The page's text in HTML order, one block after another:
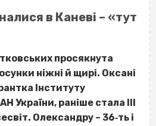
в Каневі – «тут
просякнута
ніжні й щирі. Оксані
Інституту
України, раніше стала ІІІ
Олександру – 36‐ть і